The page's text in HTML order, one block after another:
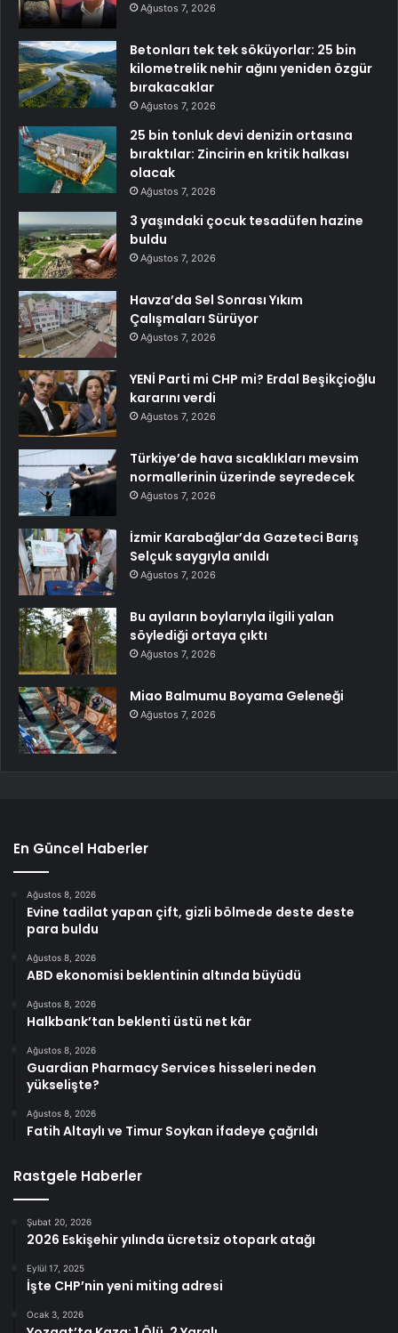
Ağustos 7, 2026
Betonları tek tek söküyorlar: 25 bin
kilometrelik nehir ağını yeniden özgür
bırakacaklar
Ağustos 7, 2026
25 bin tonluk devi denizin ortasına
bıraktılar: Zincirin en kritik halkası
olacak
Ağustos 7, 2026
3 yaşındaki çocuk tesadüfen hazine
buldu
Ağustos 7, 2026
Havza’da Sel Sonrası Yıkım
Çalışmaları Sürüyor
Ağustos 7, 2026
YENİ Parti mi CHP mi? Erdal Beşikçioğlu
kararını verdi
Ağustos 7, 2026
Türkiye’de hava sıcaklıkları mevsim
normallerinin üzerinde seyredecek
Ağustos 7, 2026
İzmir Karabağlar’da Gazeteci Barış
Selçuk saygıyla anıldı
Ağustos 7, 2026
Bu ayıların boylarıyla ilgili yalan
söylediği ortaya çıktı
Ağustos 7, 2026
Miao Balmumu Boyama Geleneği
Ağustos 7, 2026
En Güncel Haberler
Ağustos 8, 2026
Evine tadilat yapan çift, gizli bölmede deste deste
para buldu
Ağustos 8, 2026
ABD ekonomisi beklentinin altında büyüdü
Ağustos 8, 2026
Halkbank’tan beklenti üstü net kâr
Ağustos 8, 2026
Guardian Pharmacy Services hisseleri neden
yükselişte?
Ağustos 8, 2026
Fatih Altaylı ve Timur Soykan ifadeye çağrıldı
Rastgele Haberler
Şubat 20, 2026
2026 Eskişehir yılında ücretsiz otopark atağı
Eylül 17, 2025
İşte CHP’nin yeni miting adresi
Ocak 3, 2026